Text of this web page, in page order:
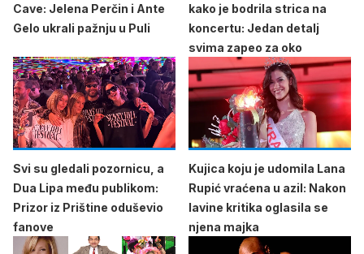
Cave: Jelena Perčin i Ante
Gelo ukrali pažnju u Puli
kako je bodrila strica na
koncertu: Jedan detalj
svima zapeo za oko
Svi su gledali pozornicu, a
Dua Lipa među publikom:
Prizor iz Prištine oduševio
fanove
Kujica koju je udomila Lana
Rupić vraćena u azil: Nakon
lavine kritika oglasila se
njena majka